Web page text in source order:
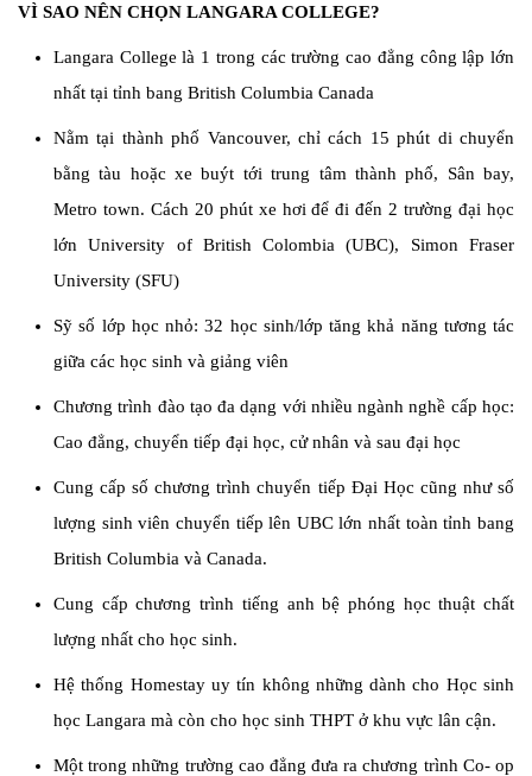
VÌ SAO NÊN CHỌN LANGARA COLLEGE?
Langara College là 1 trong các trường cao đẳng công lập lớn
nhất tại tỉnh bang British Columbia Canada
Nằm tại thành phố Vancouver, chỉ cách 15 phút di chuyển
bằng tàu hoặc xe buýt tới trung tâm thành phố, Sân bay,
Metro town. Cách 20 phút xe hơi để đi đến 2 trường đại học
lớn University of British Colombia (UBC), Simon Fraser
University (SFU)
Sỹ số lớp học nhỏ: 32 học sinh/lớp tăng khả năng tương tác
giữa các học sinh và giảng viên
Chương trình đào tạo đa dạng với nhiều ngành nghề cấp học:
Cao đẳng, chuyển tiếp đại học, cử nhân và sau đại học
Cung cấp số chương trình chuyển tiếp Đại Học cũng như số
lượng sinh viên chuyển tiếp lên UBC lớn nhất toàn tỉnh bang
British Columbia và Canada.
Cung cấp chương trình tiếng anh bệ phóng học thuật chất
lượng nhất cho học sinh.
Hệ thống Homestay uy tín không những dành cho Học sinh
học Langara mà còn cho học sinh THPT ở khu vực lân cận.
Một trong những trường cao đẳng đưa ra chương trình Co- op